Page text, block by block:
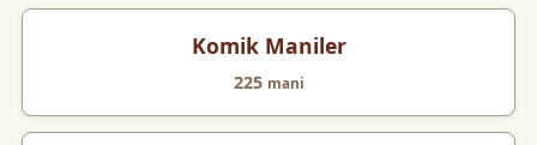
Komik Maniler
225 mani